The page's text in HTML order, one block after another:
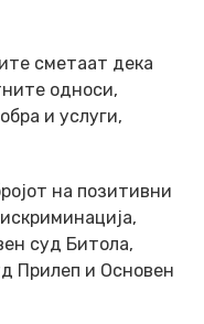
сметаат дека
односи,
и услуги,
на позитивни
суд Битола,
Прилеп и Основен